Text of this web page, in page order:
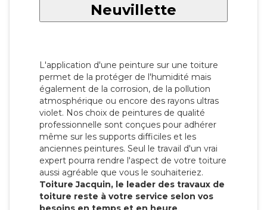
Neuvillette
L'application d'une peinture sur une toiture
permet de la protéger de l'humidité mais
également de la corrosion, de la pollution
atmosphérique ou encore des rayons ultras
violet. Nos choix de peintures de qualité
professionnelle sont conçues pour adhérer
même sur les supports difficiles et les
anciennes peintures. Seul le travail d'un vrai
expert pourra rendre l'aspect de votre toiture
aussi agréable que vous le souhaiteriez.
Toiture Jacquin, le leader des travaux de
toiture reste à votre service selon vos